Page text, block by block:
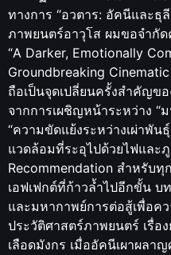
ทางการ “อวตาร: อัคนีและธุ
ภาพยนตร์อาวุโส ผมขอจำกั
“A Darker, Emotionally
Groundbreaking
ถือเป็นจุดเปลี่ยนครั้งสำคัญข
จากการเผชิญหน้าระหว่าง “
“ความขัดแย้งระหว่างเผ่าพัน
แวดล้อมที่ระอุไปด้วยไฟและ
Recommendation สำหรับ
เอฟเฟกต์ที่ก้าวล้ำไปอีกขั้น
และมหากาพย์การต่อสู้เพื่อค
ประวัติศาสตร์ภาพยนตร์ เรื่อ
เลือดมังกร เมื่ออัคนีเผาผลา